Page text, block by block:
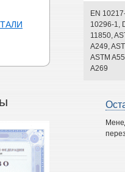
EN
10296-1,
11850,
A249,
ASTM
A269